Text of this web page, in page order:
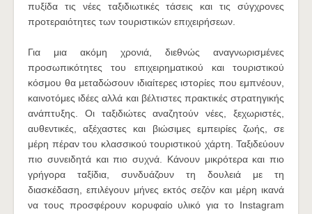
πυξίδα τις νέες ταξιδιωτικές τάσεις και τις σύγχρονες
προτεραιότητες των τουριστικών επιχειρήσεων.
Για μια ακόμη χρονιά, διεθνώς αναγνωρισμένες
προσωπικότητες του επιχειρηματικού και τουριστικού
κόσμου θα μεταδώσουν ιδιαίτερες ιστορίες που εμπνέουν,
καινοτόμες ιδέες αλλά και βέλτιστες πρακτικές στρατηγικής
ανάπτυξης. Οι ταξιδιώτες αναζητούν νέες, ξεχωριστές,
αυθεντικές, αξέχαστες και βιώσιμες εμπειρίες ζωής, σε
μέρη πέραν του κλασσικού τουριστικού χάρτη. Ταξιδεύουν
πιο συνειδητά και πιο συχνά. Κάνουν μικρότερα και πιο
γρήγορα ταξίδια, συνδυάζουν τη δουλειά με τη
διασκέδαση, επιλέγουν μήνες εκτός σεζόν και μέρη ικανά
να τους προσφέρουν κορυφαίο υλικό για το Instagram